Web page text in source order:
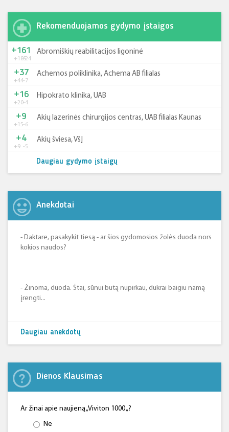
Rekomenduojamos gydymo įstaigos
+185-24
+161 Abromiškių reabilitacijos ligoninė
+44-7
+37 Achemos poliklinika, Achema AB filialas
+20-4
+16 Hipokrato klinika, UAB
+15-6
+9 Akių lazerinės chirurgijos centras, UAB filialas Kaunas
+9 -5
+4 Akių šviesa, VšĮ
Daugiau gydymo įstaigų
Anekdotai
- Daktare, pasakykit tiesą - ar šios gydomosios žolės duoda nors
kokios naudos?
- Žinoma, duoda. Štai, sūnui butą nupirkau, dukrai baigiu namą
įrengti...
Daugiau anekdotų
Dienos Klausimas
Ar žinai apie naujieną „Viviton 1000 „?
Ne